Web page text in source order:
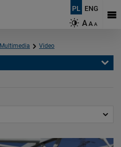
PL ENG
AAA
Multimedia Video